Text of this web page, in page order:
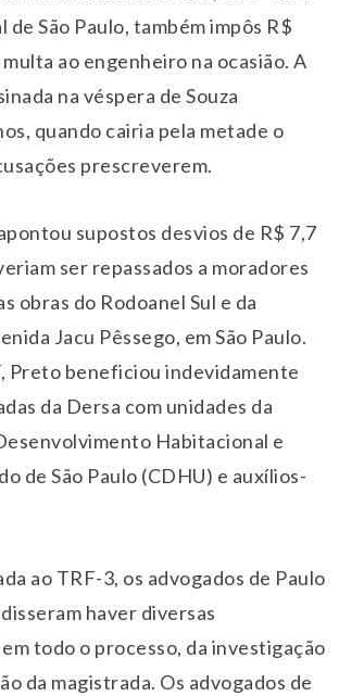
de São Paulo, também impôs R$
ao engenheiro na ocasião. A
na véspera de Souza
quando cairia pela metade o
prescreverem.
supostos desvios de R$ 7,7
ser repassados a moradores
obras do Rodoanel Sul e da
Jacu Pêssego, em São Paulo.
Preto beneficiou indevidamente
da Dersa com unidades da
Habitacional e
de São Paulo (CDHU) e auxílios-
ao TRF-3, os advogados de Paulo
haver diversas
todo o processo, da investigação
da magistrada. Os advogados de